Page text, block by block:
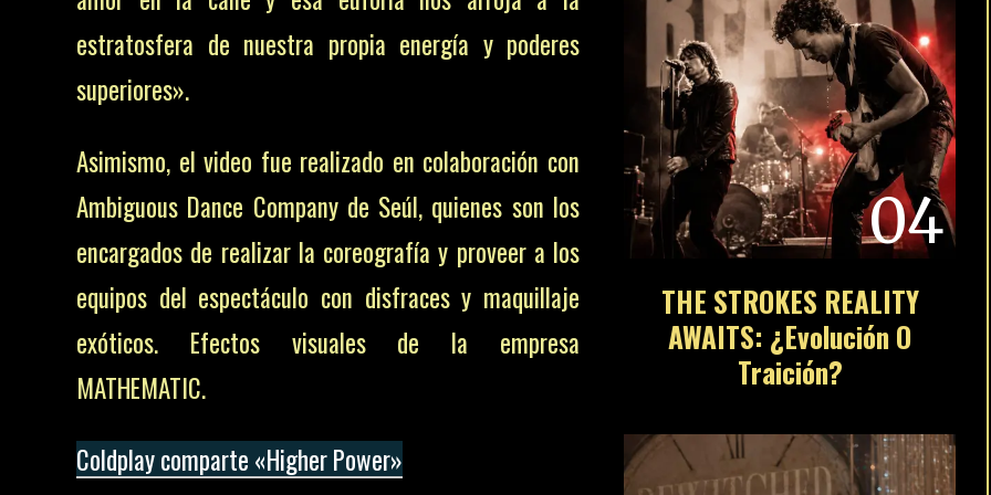
exóticos. Efectos visuales de la empresa
MATHEMATIC.
Coldplay comparte «Higher Power»
SE FINANCIA CON LAS APORTACIONES DE
MENCION, RESEÑA O ENLACE EN ESTE U
con tu propuesta detallada
tu patrocinio, lo estudiamos y te
04
THE STROKES REALITY
AWAITS: ¿Evolución O
Traición?